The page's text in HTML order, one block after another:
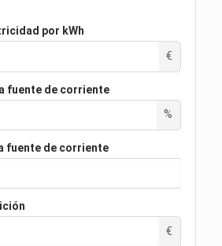
por kWh
€
fuente de corriente
%
fuente de corriente
€